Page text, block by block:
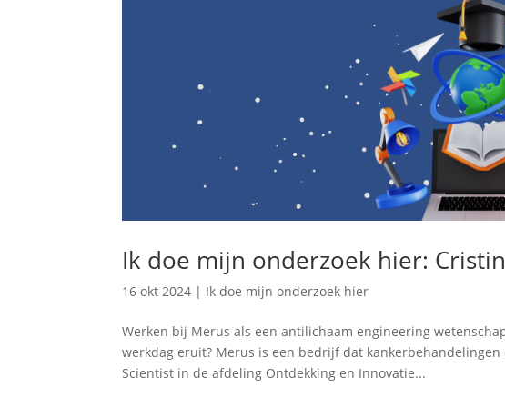
Ik doe mijn onderzoek hier:
16 okt 2024 | Ik doe mijn onderzoek hier
Werken bij Merus als een antilichaam engineering
werkdag eruit? Merus is een bedrijf dat
Scientist in de afdeling Ontdekking en Innovatie...